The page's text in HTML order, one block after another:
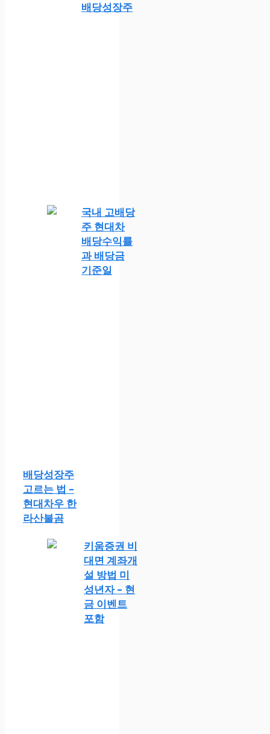
배당성장주
국내 고배당
주 현대차
배당수익률
과 배당금
기준일
배당성장주
고르는 법 –
현대차우 한
라산불곰
키움증권 비
대면 계좌개
설 방법 미
성년자 – 현
금 이벤트
포함